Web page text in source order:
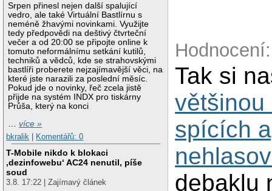
Srpen přinesl nejen další spalující
vedro, ale také Virtuální Bastlírnu s
neméně žhavými novinkami. Využijte
tedy předpovědi na deštivý čtvrteční
večer a od 20:00 se připojte online k
tomuto neformálnímu setkání kutilů,
techniků a vědců, kde se strahovskými
bastlíři proberete nejzajímavější věci, na
které jste narazili za poslední měsíc.
Pokud jde o novinky, řeč zcela jistě
přijde na systém INDX pro tiskárny
Průša, který na konci
…více »
bkralik
Komentářů: 0
T-Mobile nikdo k blokaci
‚dezinfowebu‘ AC24 nenutil, píše
soud
3.8. 17:22 | Zajímavý článek
Tak si
většinou
spících
debaklu